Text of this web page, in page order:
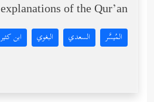
of the Qur’an:
المُيسَّر السعدي البغوي ابن كثير